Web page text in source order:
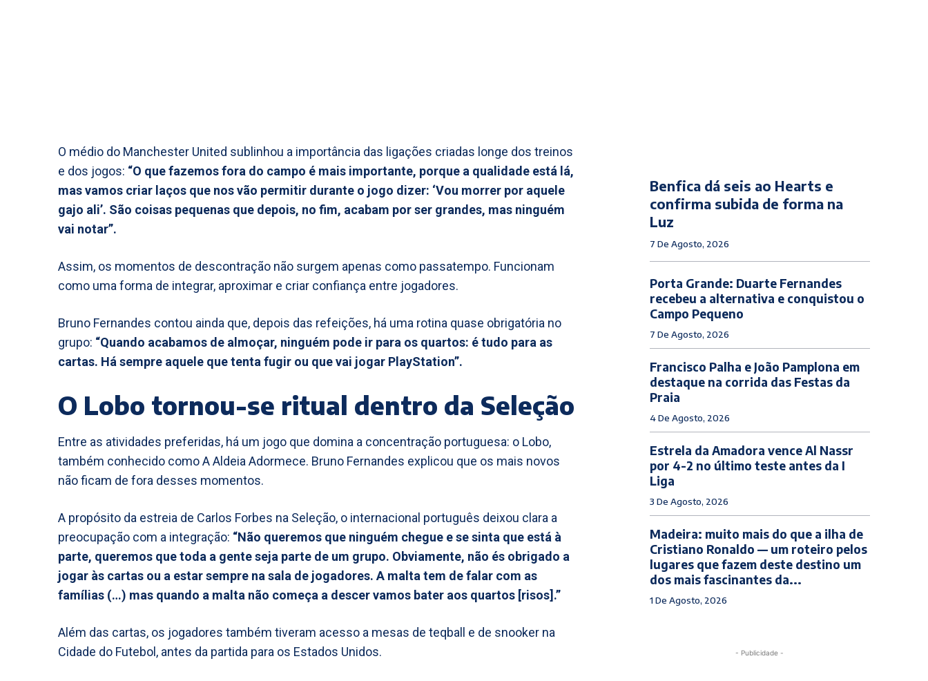
O médio do Manchester United sublinhou a importância das ligações criadas longe dos treinos
e dos jogos: “O que fazemos fora do campo é mais importante, porque a qualidade está lá,
mas vamos criar laços que nos vão permitir durante o jogo dizer: ‘Vou morrer por aquele
gajo ali’. São coisas pequenas que depois, no fim, acabam por ser grandes, mas ninguém
vai notar”.
Assim, os momentos de descontração não surgem apenas como passatempo. Funcionam
como uma forma de integrar, aproximar e criar confiança entre jogadores.
Bruno Fernandes contou ainda que, depois das refeições, há uma rotina quase obrigatória no
grupo: “Quando acabamos de almoçar, ninguém pode ir para os quartos: é tudo para as
cartas. Há sempre aquele que tenta fugir ou que vai jogar PlayStation”.
O Lobo tornou-se ritual dentro da Seleção
Entre as atividades preferidas, há um jogo que domina a concentração portuguesa: o Lobo,
também conhecido como A Aldeia Adormece. Bruno Fernandes explicou que os mais novos
não ficam de fora desses momentos.
A propósito da estreia de Carlos Forbes na Seleção, o internacional português deixou clara a
preocupação com a integração: “Não queremos que ninguém chegue e se sinta que está à
parte, queremos que toda a gente seja parte de um grupo. Obviamente, não és obrigado a
jogar às cartas ou a estar sempre na sala de jogadores. A malta tem de falar com as
famílias (…) mas quando a malta não começa a descer vamos bater aos quartos [risos].”
Além das cartas, os jogadores também tiveram acesso a mesas de teqball e de snooker na
Cidade do Futebol, antes da partida para os Estados Unidos.
Benfica dá seis ao Hearts e
confirma subida de forma na
Luz
7 De Agosto, 2026
Porta Grande: Duarte Fernandes
recebeu a alternativa e conquistou o
Campo Pequeno
7 De Agosto, 2026
Francisco Palha e João Pamplona em
destaque na corrida das Festas da
Praia
4 De Agosto, 2026
Estrela da Amadora vence Al Nassr
por 4-2 no último teste antes da I
Liga
3 De Agosto, 2026
Madeira: muito mais do que a ilha de
Cristiano Ronaldo — um roteiro pelos
lugares que fazem deste destino um
dos mais fascinantes da...
1 De Agosto, 2026
- Publicidade -